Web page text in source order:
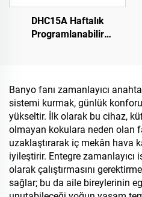
DHC15A Haftalık
Programlanabilir
Banyo fanı zamanlayıcı
sistemi kurmak, günlük konforu
yükseltir. İlk olarak bu cihaz,
olmayan kokulara neden olan
uzaklaştırarak iç mekân hava
iyileştirir. Entegre zamanlayıcı
olarak çalıştırmasını
sağlar; bu da aile bireylerinin